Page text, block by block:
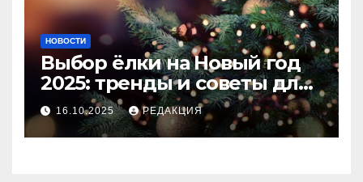
НОВОСТИ
Выбор ёлки на Новый год
2025: тренды и советы для
идеального праздника
16.10.2025 РЕДАКЦИЯ